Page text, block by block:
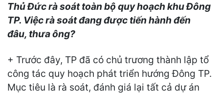
Thủ Đức rà soát toàn bộ quy hoạch khu Đông
TP. Việc rà soát đang được tiến hành đến
đâu, thưa ông?
+ Trước đây, TP đã có chủ trương thành lập tổ
công tác quy hoạch phát triển hướng Đông TP.
Mục tiêu là rà soát, đánh giá lại tất cả dự án